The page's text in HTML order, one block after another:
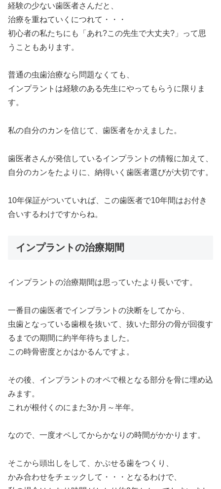
経験の少ない歯医者さんだと、
治療を重ねていくにつれて・・・
初心者の私たちにも「あれ?この先生で大丈夫?」って思
うこともあります。
普通の虫歯治療なら問題なくても、
インプラントは経験のある先生にやってもらうに限りま
す。
私の自分のカンを信じて、歯医者をかえました。
歯医者さんが発信しているインプラントの情報に加えて、
自分のカンをたよりに、納得いく歯医者選びが大切です。
10年保証がついていれば、この歯医者で10年間はお付き
合いするわけですからね。
インプラントの治療期間
インプラントの治療期間は思っていたより長いです。
一番目の歯医者でインプラントの決断をしてから、
虫歯となっている歯根を抜いて、抜いた部分の骨が回復す
るまでの期間に約半年待ちました。
この時骨密度とかはかるんですよ。
その後、インプラントのオペで根となる部分を骨に埋め込
みます。
これが根付くのにまた3か月～半年。
なので、一度オペしてからかなりの時間がかかります。
そこから頭出しをして、かぶせる歯をつくり、
かみ合わせをチェックして・・・となるわけで、